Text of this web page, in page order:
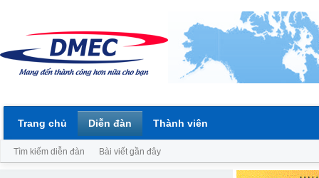
Trang chủ Diễn đàn
Tìm kiếm diễn đàn Bài viết gần đây
Thành viên